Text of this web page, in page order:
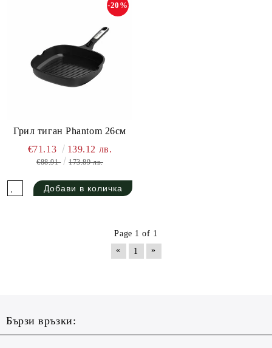
Грил тиган Phantom 26см
-20%
€71.13 139.12 лв.
€88.91 173.89 лв.
Page 1 of 1
«
1 »
Бързи връзки: